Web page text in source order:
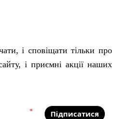
і сповіщати тільки про
і приємні акції наших
* Підписатися